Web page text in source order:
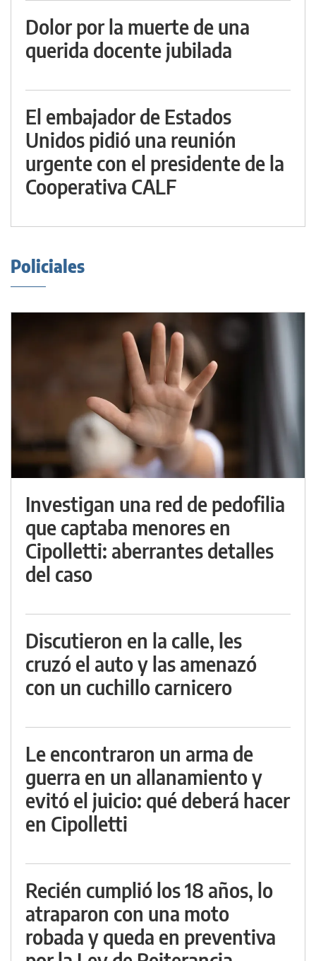
Dolor por la muerte de una
querida docente jubilada
El embajador de Estados
Unidos pidió una reunión
urgente con el presidente de la
Cooperativa CALF
Policiales
Investigan una red de pedofilia
que captaba menores en
Cipolletti: aberrantes detalles
del caso
Discutieron en la calle, les
cruzó el auto y las amenazó
con un cuchillo carnicero
Le encontraron un arma de
guerra en un allanamiento y
evitó el juicio: qué deberá hacer
en Cipolletti
Recién cumplió los 18 años, lo
atraparon con una moto
robada y queda en preventiva